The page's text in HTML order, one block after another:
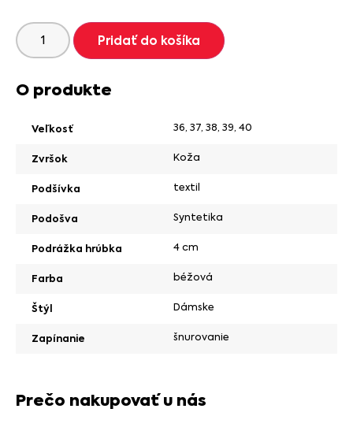
Pridať do košíka
O produkte
Veľkosť 36, 37, 38, 39, 40
Zvršok Koža
Podšívka textil
Podošva Syntetika
Podrážka hrúbka 4 cm
Farba béžová
Štýl Dámske
Zapínanie šnurovanie
Prečo nakupovať u nás